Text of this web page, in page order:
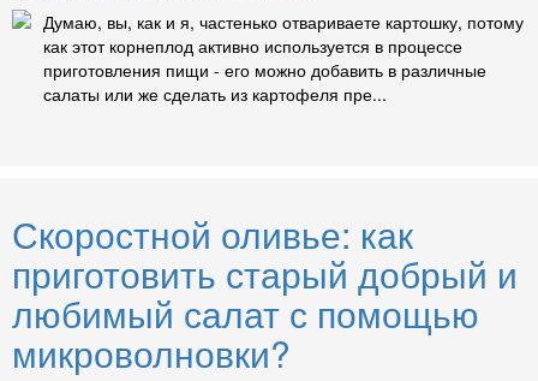
Думаю, вы, как и я, частенько отвариваете картошку, потому
как этот корнеплод активно используется в процессе
приготовления пищи - его можно добавить в различные
салаты или же сделать из картофеля пре...
Скоростной оливье: как
приготовить старый добрый и
любимый салат с помощью
микроволновки?